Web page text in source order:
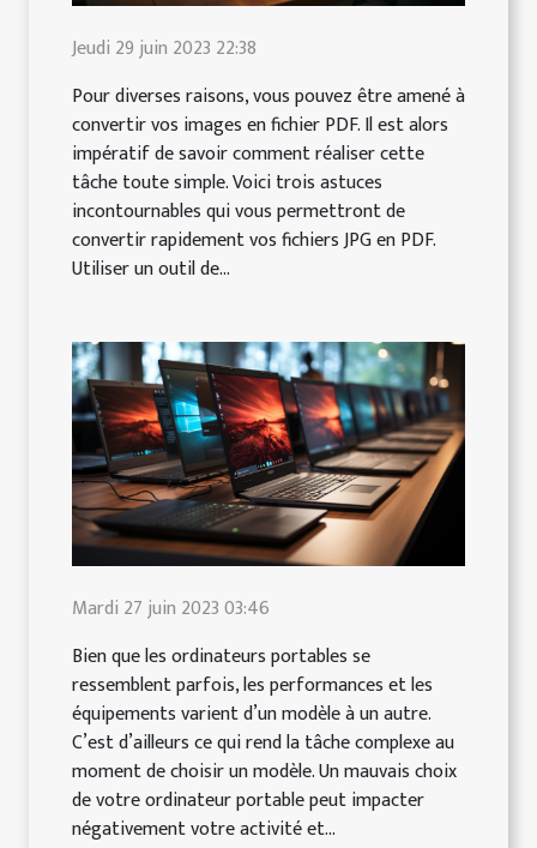
Jeudi 29 juin 2023 22:38
Pour diverses raisons, vous pouvez être amené à
convertir vos images en fichier PDF. Il est alors
impératif de savoir comment réaliser cette
tâche toute simple. Voici trois astuces
incontournables qui vous permettront de
convertir rapidement vos fichiers JPG en PDF.
Utiliser un outil de...
Mardi 27 juin 2023 03:46
Bien que les ordinateurs portables se
ressemblent parfois, les performances et les
équipements varient d’un modèle à un autre.
C’est d’ailleurs ce qui rend la tâche complexe au
moment de choisir un modèle. Un mauvais choix
de votre ordinateur portable peut impacter
négativement votre activité et...